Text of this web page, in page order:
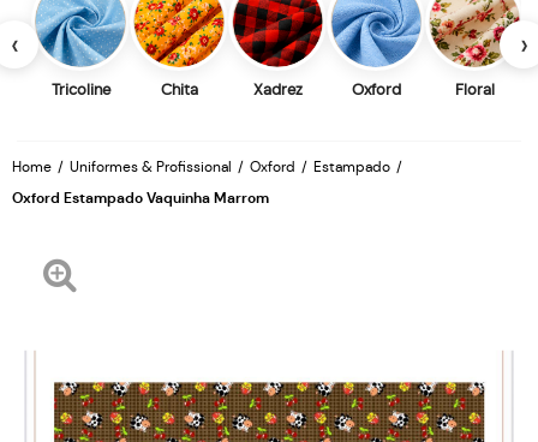
‹
Tricoline Chita Xadrez Oxford Floral
›
Home Uniformes & Profissional Oxford Estampado
Oxford Estampado Vaquinha Marrom